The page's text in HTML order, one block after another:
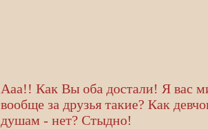
Ааа!! Как Вы оба достали! Я вас
вообще за друзья такие? Как
душам - нет? Стыдно!